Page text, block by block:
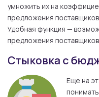
умножить их на
предложения
Удобная функция —
предложения
Стыковка с
Еще на